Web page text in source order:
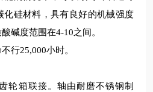
化硅材料，具有良好的机械强度
碱度范围在4-10之间。
不行25,000小时。
轮箱联接。轴由耐磨不锈钢制